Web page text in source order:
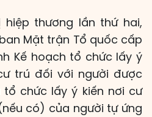
thương lần thứ hai,
Mặt trận Tổ quốc cấp
Kế hoạch tổ chức lấy ý
trú đối với người được
chức lấy ý kiến nơi cư
có) của người tự ứng